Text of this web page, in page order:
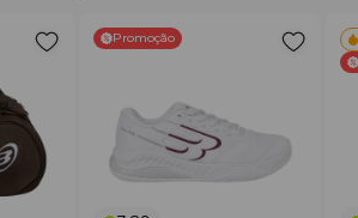
Promoção